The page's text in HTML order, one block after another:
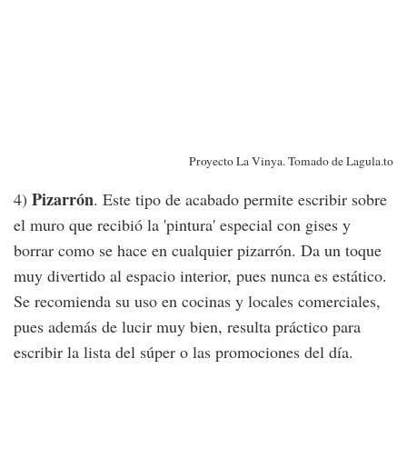
Proyecto La Vinya. Tomado de Lagula.to
4) Pizarrón. Este tipo de acabado permite escribir sobre
el muro que recibió la 'pintura' especial con gises y
borrar como se hace en cualquier pizarrón. Da un toque
muy divertido al espacio interior, pues nunca es estático.
Se recomienda su uso en cocinas y locales comerciales,
pues además de lucir muy bien, resulta práctico para
escribir la lista del súper o las promociones del día.